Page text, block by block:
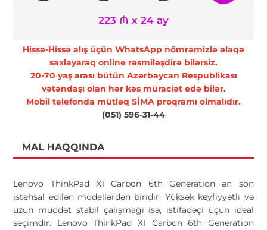
223 ₼ x 24 ay
Hissə-Hissə alış üçün WhatsApp nömrəmizlə əlaqə
saxlayaraq online rəsmiləşdirə bilərsiz.
20-70 yaş arası bütün Azərbaycan Respublikası
vətəndaşı olan hər kəs müraciət edə bilər.
Mobil telefonda mütləq SİMA proqramı olmalıdır.
(051) 596-31-44
MAL HAQQINDA
Lenovo ThinkPad X1 Carbon 6th Generation ən son
istehsal edilən modellərdən biridir. Yüksək keyfiyyətli və
uzun müddət stabil çalışmağı isə, istifadəçi üçün ideal
seçimdir. Lenovo ThinkPad X1 Carbon 6th Generation